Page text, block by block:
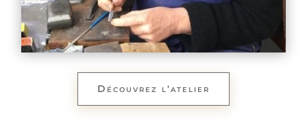
Découvrez l'atelier